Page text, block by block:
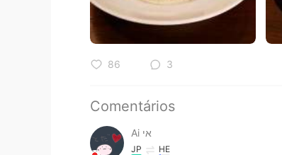
86 3
Comentários
Ai אי
JP HE